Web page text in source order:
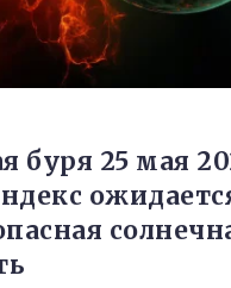
буря 25 мая